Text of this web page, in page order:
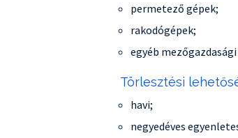
permetező gépek;
rakodógépek;
egyéb
Törlesztési
havi;
negyedéves